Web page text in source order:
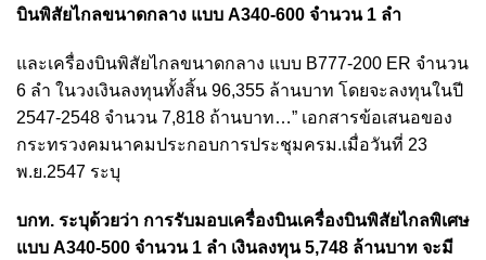
บินพิสัยไกลขนาดกลาง แบบ A340-600 จำนวน 1 ลำ
และเครื่องบินพิสัยไกลขนาดกลาง แบบ B777-200 ER จำนวน
6 ลำ ในวงเงินลงทุนทั้งสิ้น 96,355 ล้านบาท โดยจะลงทุนในปี
2547-2548 จำนวน 7,818 ถ้านบาท…” เอกสารข้อเสนอของ
กระทรวงคมนาคมประกอบการประชุมครม.เมื่อวันที่ 23
พ.ย.2547 ระบุ
บกท. ระบุด้วยว่า การรับมอบเครื่องบินเครื่องบินพิสัยไกลพิเศษ
แบบ A340-500 จำนวน 1 ลำ เงินลงทุน 5,748 ล้านบาท จะมี